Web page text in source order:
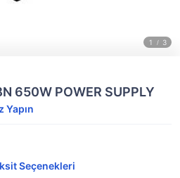
650W POWER SUPPLY
Yapın
Seçenekleri